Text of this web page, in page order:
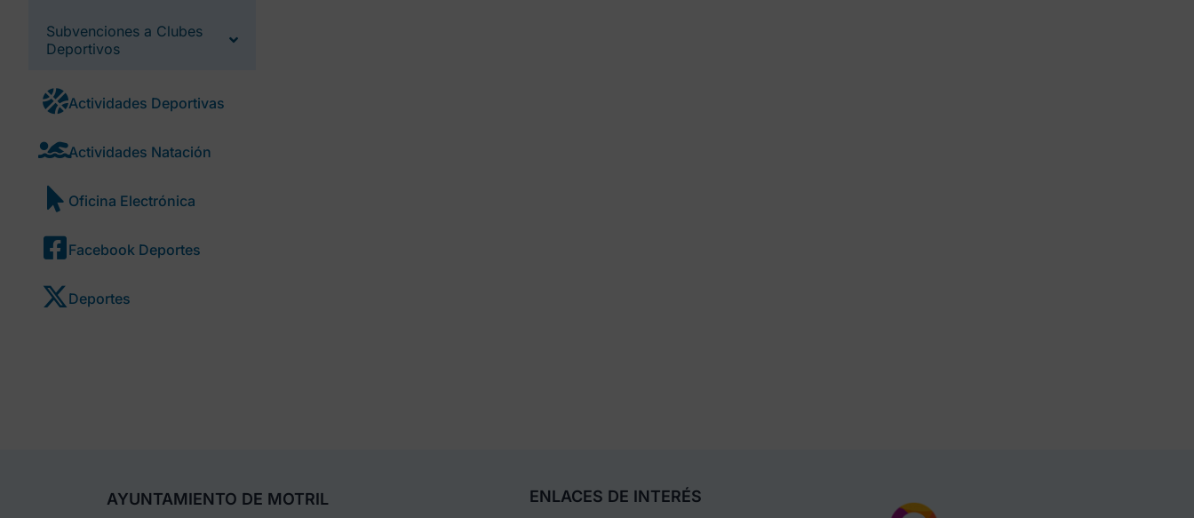
Subvenciones a Clubes
Deportivos
Actividades Deportivas
Actividades Natación
Oficina Electrónica
Facebook Deportes
Deportes
AYUNTAMIENTO DE MOTRIL ENLACES DE INTERÉS